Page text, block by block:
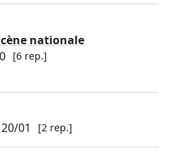
nationale
[6 rep.]
20/01 [2 rep.]